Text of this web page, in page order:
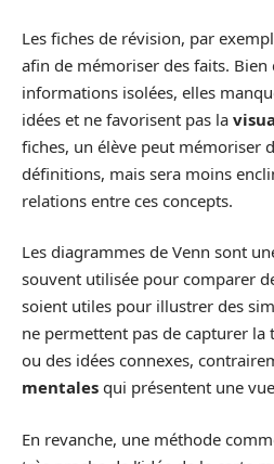
Les fiches de révision, par
afin de mémoriser des faits. Bien
informations isolées, elles
idées et ne favorisent pas la
fiches, un élève peut mémoriser
définitions, mais sera moins
relations entre ces concepts.
Les diagrammes de Venn sont
souvent utilisée pour comparer
soient utiles pour illustrer des
ne permettent pas de capturer la
ou des idées connexes,
mentales qui présentent une
En revanche, une méthode